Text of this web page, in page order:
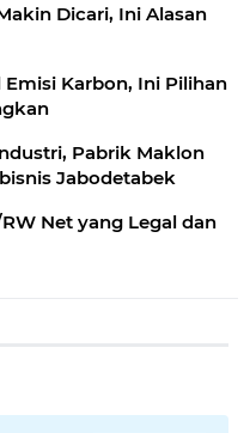
Dicari, Ini Alasan
Emisi Karbon, Ini Pilihan
Pabrik Maklon
Jabodetabek
Net yang Legal dan